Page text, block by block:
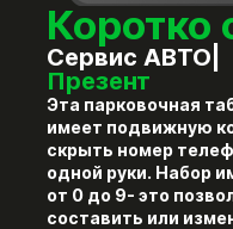
Коротко
Сервис АВТО|
Презент
Эта парковочная
имеет подвижную
скрыть номер
одной руки. Набор
от 0 до 9- это
составить или